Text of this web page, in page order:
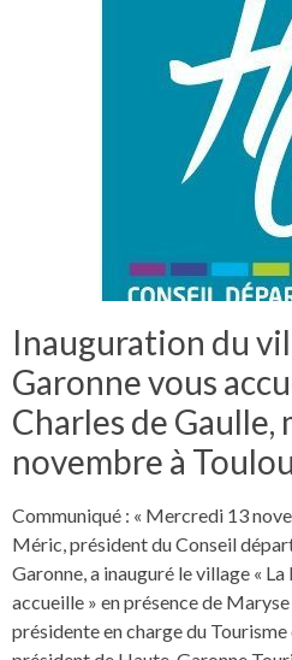
Inauguration du
Garonne vous
Charles de Gaulle,
novembre à
Communiqué : « Mercredi 13
Méric, président du Conseil
Garonne, a inauguré le village «
accueille » en présence de
présidente en charge du